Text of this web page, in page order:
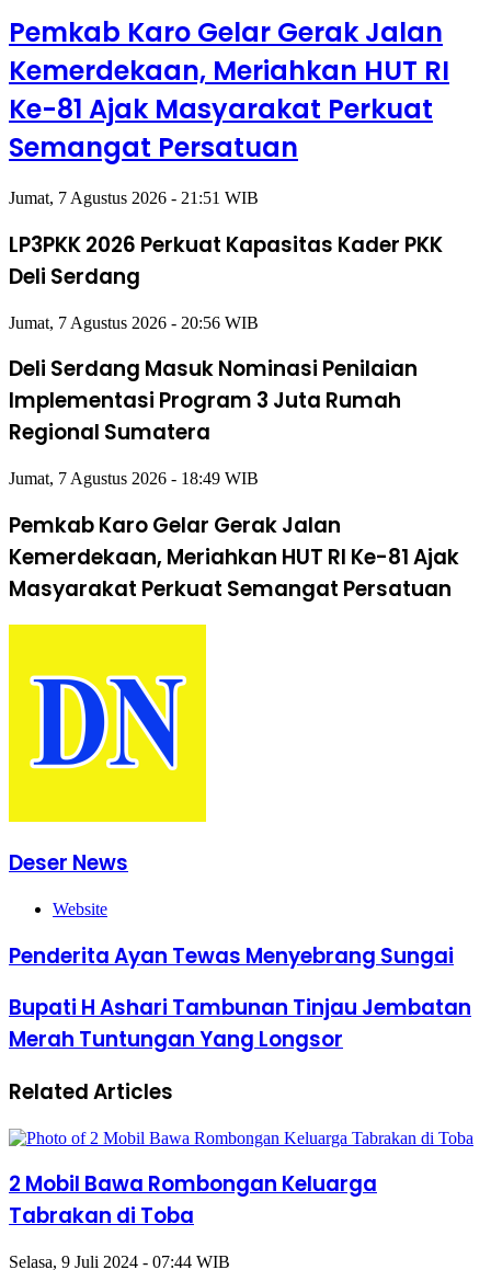
Pemkab Karo Gelar Gerak Jalan
Kemerdekaan, Meriahkan HUT RI
Ke-81 Ajak Masyarakat Perkuat
Semangat Persatuan
Jumat, 7 Agustus 2026 - 21:51 WIB
LP3PKK 2026 Perkuat Kapasitas Kader PKK
Deli Serdang
Jumat, 7 Agustus 2026 - 20:56 WIB
Deli Serdang Masuk Nominasi Penilaian
Implementasi Program 3 Juta Rumah
Regional Sumatera
Jumat, 7 Agustus 2026 - 18:49 WIB
Pemkab Karo Gelar Gerak Jalan
Kemerdekaan, Meriahkan HUT RI Ke-81 Ajak
Masyarakat Perkuat Semangat Persatuan
Deser News
Website
Penderita Ayan Tewas Menyebrang Sungai
Bupati H Ashari Tambunan Tinjau Jembatan
Merah Tuntungan Yang Longsor
Related Articles
2 Mobil Bawa Rombongan Keluarga
Tabrakan di Toba
Selasa, 9 Juli 2024 - 07:44 WIB